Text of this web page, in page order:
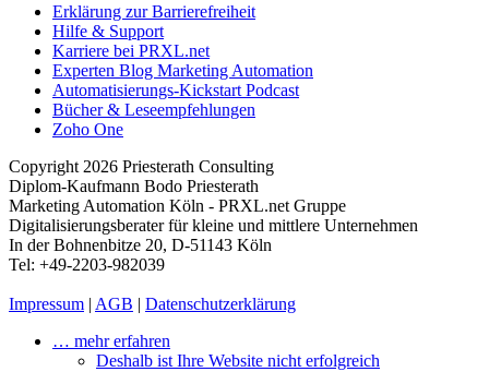
Erklärung zur Barrierefreiheit
Hilfe & Support
Karriere bei PRXL.net
Experten Blog Marketing Automation
Automatisierungs-Kickstart Podcast
Bücher & Leseempfehlungen
Zoho One
Copyright 2026 Priesterath Consulting
Diplom-Kaufmann Bodo Priesterath
Marketing Automation Köln - PRXL.net Gruppe
Digitalisierungsberater für kleine und mittlere Unternehmen
In der Bohnenbitze 20, D-51143 Köln
Tel: +49-2203-982039
Impressum | AGB | Datenschutzerklärung
… mehr erfahren
Deshalb ist Ihre Website nicht erfolgreich